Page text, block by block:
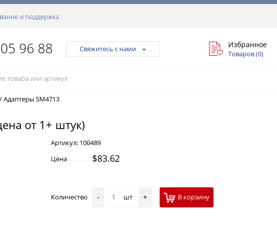
и поддержка
96 88 Свяжитесь с нами Избранное
Товаров (0)
/Адаптеры SM4713
от 1+ штук)
Артикул: 100489
Цена
$83.62
Количество - шт + В корзину